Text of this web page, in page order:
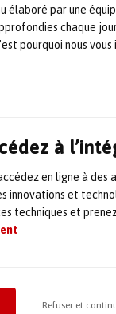
élaboré par une
chaque
pourquoi nous
à
en ligne à
innovations et
techniques et
Refuser et
« Maintenance des
» adapté à
ans (Bac + 2). Il
Maintenance des
et Pneumatiques (MC
des
sanitaire. Avec un